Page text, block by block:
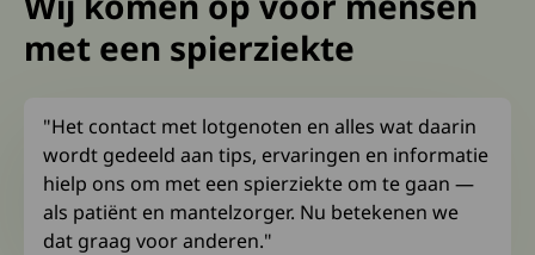
met een spierziekte
"Het contact met lotgenoten en alles wat daarin
wordt gedeeld aan tips, ervaringen en informatie
hielp ons om met een spierziekte om te gaan —
als patiënt en mantelzorger. Nu betekenen we
dat graag voor anderen."